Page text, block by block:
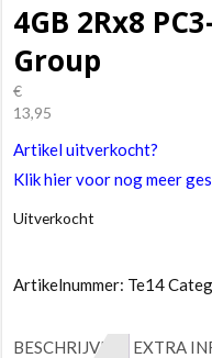
4GB 2Rx8
Group
€
13,95
Artikel uitverkocht?
Klik hier voor nog meer
Uitverkocht
Artikelnummer: Te14
BESCHRIJVING EXTRA